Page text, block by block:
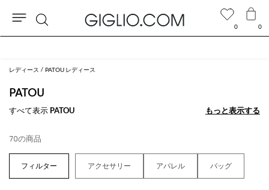
レディース PATOU レディース
PATOU
すべて表示 PATOU もっと表示する
もっと表示する
70の商品
アクセサリー アパレル バッグ
0 0
検